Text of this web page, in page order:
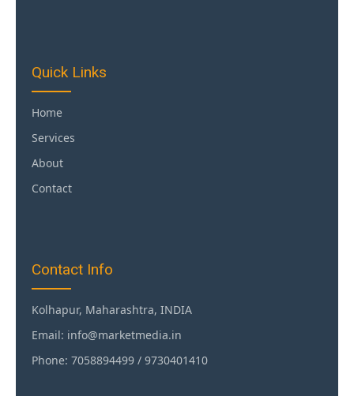
Quick Links
Home
Services
About
Contact
Contact Info
Kolhapur, Maharashtra, INDIA
Email: info@marketmedia.in
Phone: 7058894499 / 9730401410